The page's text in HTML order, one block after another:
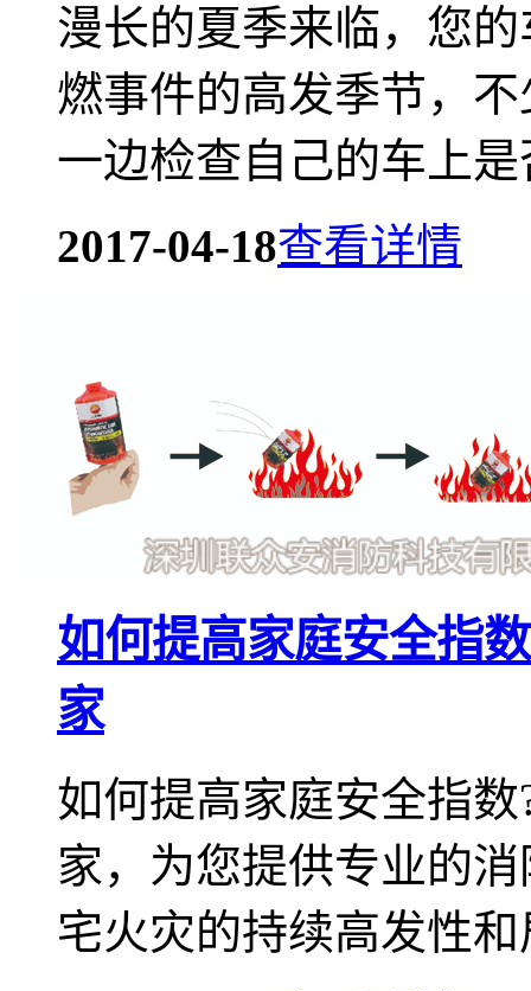
漫长的夏季来临，您
燃事件的高发季节，
一边检查自己的车上
2017-04-18查看详情
如何提高家庭安全指
家
如何提高家庭安全指
家，为您提供专业的
宅火灾的持续高发性